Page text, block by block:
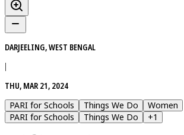
DARJEELING, WEST BENGAL
|
THU, MAR 21, 2024
PARI for Schools
Things We Do
Women
PARI for Schools
Things We Do +1